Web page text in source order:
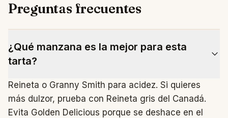
Preguntas frecuentes
¿Qué manzana es la mejor para esta
tarta?
Reineta o Granny Smith para acidez. Si quieres
más dulzor, prueba con Reineta gris del Canadá.
Evita Golden Delicious porque se deshace en el